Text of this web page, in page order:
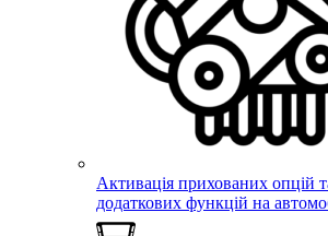
Активація прихованих опцій
додаткових функцій на